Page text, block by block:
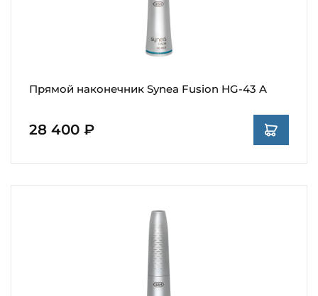
Прямой наконечник Synea Fusion HG-43 A
28 400 ₽